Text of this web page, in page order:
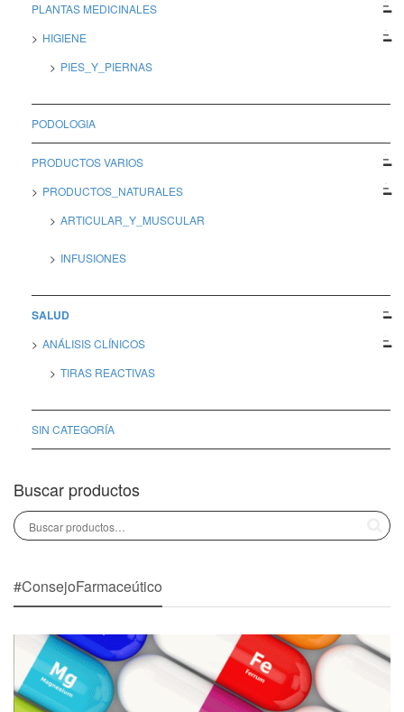
PLANTAS MEDICINALES
HIGIENE
PIES_Y_PIERNAS
PODOLOGIA
PRODUCTOS VARIOS
PRODUCTOS_NATURALES
ARTICULAR_Y_MUSCULAR
INFUSIONES
SALUD
ANÁLISIS CLÍNICOS
TIRAS REACTIVAS
SIN CATEGORÍA
Buscar productos
#ConsejoFarmaceútico